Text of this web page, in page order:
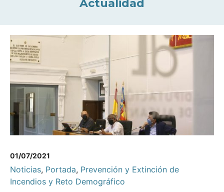
Actualidad
01/07/2021
Noticias, Portada, Prevención y Extinción de
Incendios y Reto Demográfico